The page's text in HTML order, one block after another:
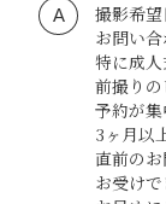
撮影希
お問い合
特に成
前撮り
予約が
3ヶ月以
直前の
お受け